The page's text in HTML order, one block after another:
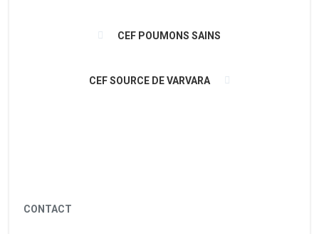
CEF POUMONS SAINS
CEF SOURCE DE VARVARA
CONTACT